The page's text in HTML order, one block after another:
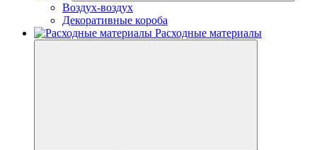
Воздух-воздух
Декоративные короба
Расходные материалы